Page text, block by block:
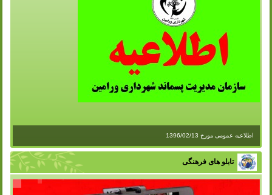
اطلاعیه عمومی مورخ 1396/02/13
تابلو های فرهنگی